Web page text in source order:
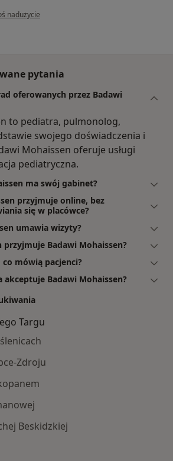
użytkownika Michał G.
nadużycie
pytania
oferowanych przez Badawi
to pediatra, pulmonolog,
swojego doświadczenia i
Mohaissen oferuje usługi
pediatryczna.
ma swój gabinet?
przyjmuje online, bez
się w placówce?
umawia wizyty?
przyjmuje Badawi Mohaissen?
co mówią pacjenci?
akceptuje Badawi Mohaissen?
Targu
Zdroju
Beskidzkiej